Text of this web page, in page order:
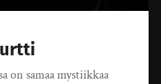
on samaa mystiikkaa